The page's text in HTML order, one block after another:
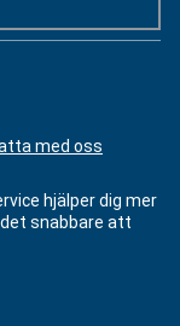
med oss
hjälper dig mer
snabbare att